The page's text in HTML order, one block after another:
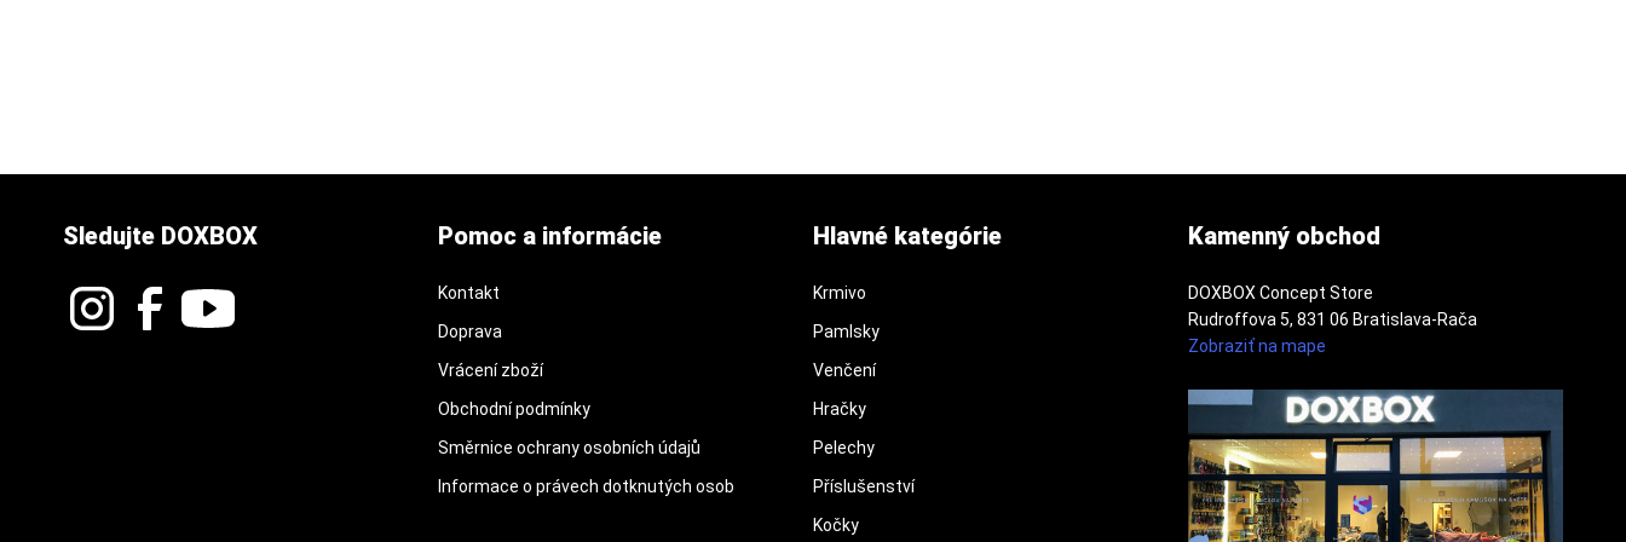
Sledujte DOXBOX Pomoc a informácie
Kontakt
Doprava
Vrácení zboží
Obchodní podmínky
Směrnice ochrany osobních údajů
Informace o právech dotknutých osob
Hlavné kategórie
Krmivo
Pamlsky
Venčení
Hračky
Pelechy
Příslušenství
Kočky
Kamenný obchod
DOXBOX Concept Store
Rudroffova 5, 831 06 Bratislava-Rača
Zobraziť na mape